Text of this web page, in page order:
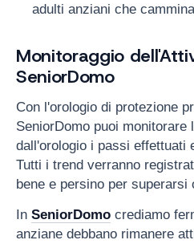
adulti anziani che
Monitoraggio
SeniorDomo
Con l'orologio di protezione
SeniorDomo puoi
dall'orologio i passi effettuati
Tutti i trend verranno
bene e persino per superarsi
In SeniorDomo crediamo
anziane debbano rimanere